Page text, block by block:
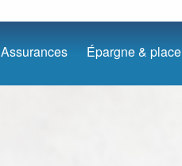
Assurances Épargne &